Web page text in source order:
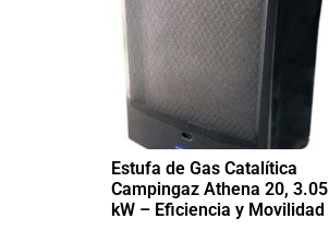
Estufa de Gas Catalítica
Campingaz Athena 20, 3.05
kW – Eficiencia y Movilidad